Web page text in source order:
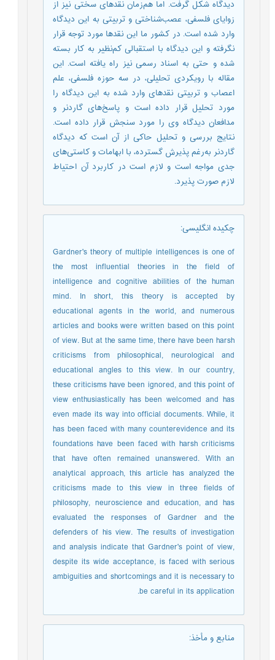
دیدگاه شکل گرفت. اما هم‌زمان نقدهای سختی نیز از
زوایای فلسفی، عصب‌شناختی و تربیتی به این دیدگاه
وارد شده است. در کشور ما این نقدها مورد توجه قرار
نگرفته و این دیدگاه با استقبالی کم‌نظیر به کار بسته
شده و حتی به اسناد رسمی نیز راه یافته است. این
مقاله با رویکردی تحلیلی، در سه حوزه فلسفی، علم
اعصاب و تربیتی نقدهای وارد شده به این دیدگاه را
مورد تحلیل قرار داده است و پاسخ‌های گاردنر و
مدافعان دیدگاه وی را مورد سنجش قرار داده است.
نتایج بررسی و تحلیل حاکی از آن است که دیدگاه
گاردنر به‌رغم پذیرش گسترده، با ابهامات و کاستی‌های
جدی مواجه است و لازم است در کاربرد آن احتیاط
لازم صورت پذیرد.
چکیده انگلیسی:
Gardner's theory of multiple intelligences is one of
the most influential theories in the field of
intelligence and cognitive abilities of the human
mind. In short, this theory is accepted by
educational agents in the world, and numerous
articles and books were written based on this point
of view. But at the same time, there have been harsh
criticisms from philosophical, neurological and
educational angles to this view. In our country,
these criticisms have been ignored, and this point of
view enthusiastically has been welcomed and has
even made its way into official documents. While, it
has been faced with many counterevidence and its
foundations have been faced with harsh criticisms
that have often remained unanswered. With an
analytical approach, this article has analyzed the
criticisms made to this view in three fields of
philosophy, neuroscience and education, and has
evaluated the responses of Gardner and the
defenders of his view. The results of investigation
and analysis indicate that Gardner's point of view,
despite its wide acceptance, is faced with serious
ambiguities and shortcomings and it is necessary to
be careful in its application.
منابع و مأخذ: